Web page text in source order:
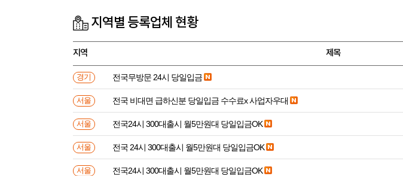
지역별 등록업체 현황
지역 제목
경기 전국무방문 24시 당일입금
서울 전국 비대면 급하신분 당일입금 수수료x 사업자우대
서울 전국24시 300대출시 월5만원대 당일입금OK
서울 전국 24시 300대출시 월5만원대 당일입금OK
서울 전국24시 300대출시 월5만원대 당일입금OK